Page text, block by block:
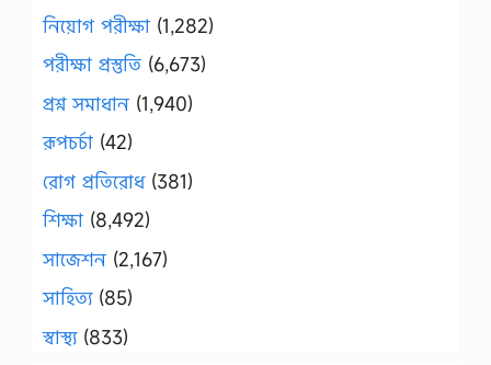
নিয়োগ পরীক্ষা (1,282)
পরীক্ষা প্রস্তুতি (6,673)
প্রশ্ন সমাধান (1,940)
রূপচর্চা (42)
রোগ প্রতিরোধ(381)
শিক্ষা (8,492)
সাজেশন (2,167)
সাহিত্য(85)
স্বাস্থ্য(833)